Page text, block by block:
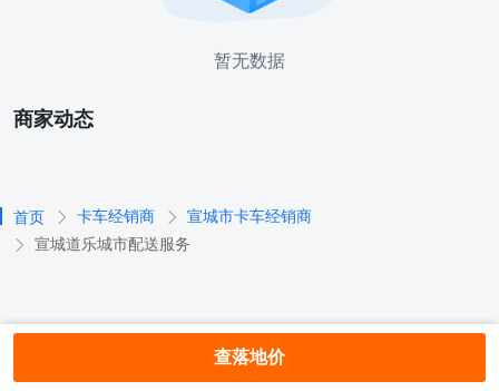
暂无数据
商家动态
首页 卡车经销商
宣城市卡车经销商
宣城道乐城市配送服务
查落地价